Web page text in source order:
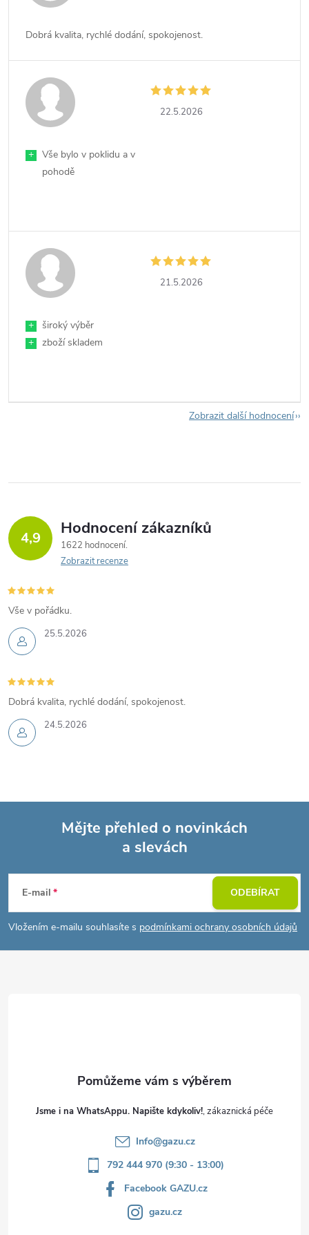
Dobrá kvalita, rychlé dodání, spokojenost.
22.5.2026
+
Vše bylo v poklidu a v
pohodě
21.5.2026
+
široký výběr
+
zboží skladem
Zobrazit další hodnocení
4,9 Hodnocení zákazníků
1622 hodnocení
Zobrazit recenze
25.5.2026
Vše v pořádku.
24.5.2026
Dobrá kvalita, rychlé dodání, spokojenost.
p
Mějte přehled o novinkách
a slevách
E-mail
Vložením e-mailu souhlasíte s podmínkami ochrany osobních údajů
ODEBÍRAT
Jsme i na WhatsAppu. Napište kdykoliv!
Info@gazu.cz
792 444 970 (9:30 - 13:00)
Facebook GAZU.cz
gazu.cz